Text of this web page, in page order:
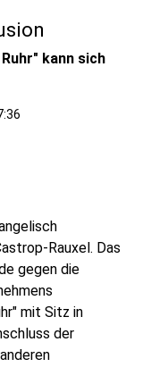
kann sich
Rauxel. Das
gegen die
mit Sitz in
der